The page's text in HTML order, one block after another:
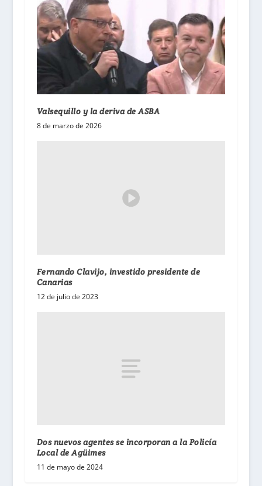
Valsequillo y la deriva de ASBA
8 de marzo de 2026
Fernando Clavijo, investido presidente de
Canarias
12 de julio de 2023
Dos nuevos agentes se incorporan a la Policía
Local de Agüimes
11 de mayo de 2024